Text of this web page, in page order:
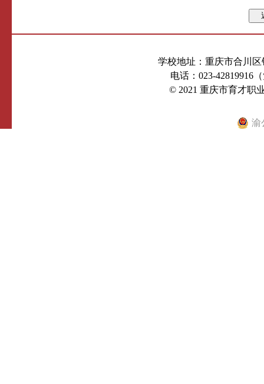
学校地址：重庆市合川
电话：023-42819916
© 2021 重庆市育才职
渝